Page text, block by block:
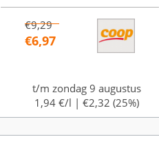
€9,29
€6,97
t/m zondag 9 augustus
1,94 €/l | €2,32 (25%)